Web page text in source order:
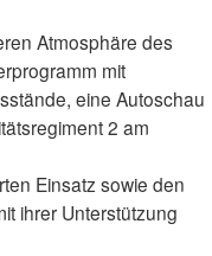
Atmosphäre des
mit
eine Autoschau
2 am
Einsatz sowie den
ihrer Unterstützung